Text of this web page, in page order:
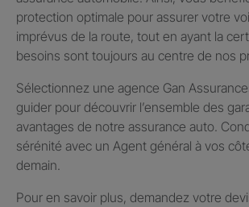
protection optimale pour assurer votre
imprévus de la route, tout en ayant la
besoins sont toujours au centre de nos
Sélectionnez une agence Gan
guider pour découvrir l’ensemble des
avantages de notre assurance auto.
sérénité avec un Agent général à vos
demain.
Pour en savoir plus, demandez votre